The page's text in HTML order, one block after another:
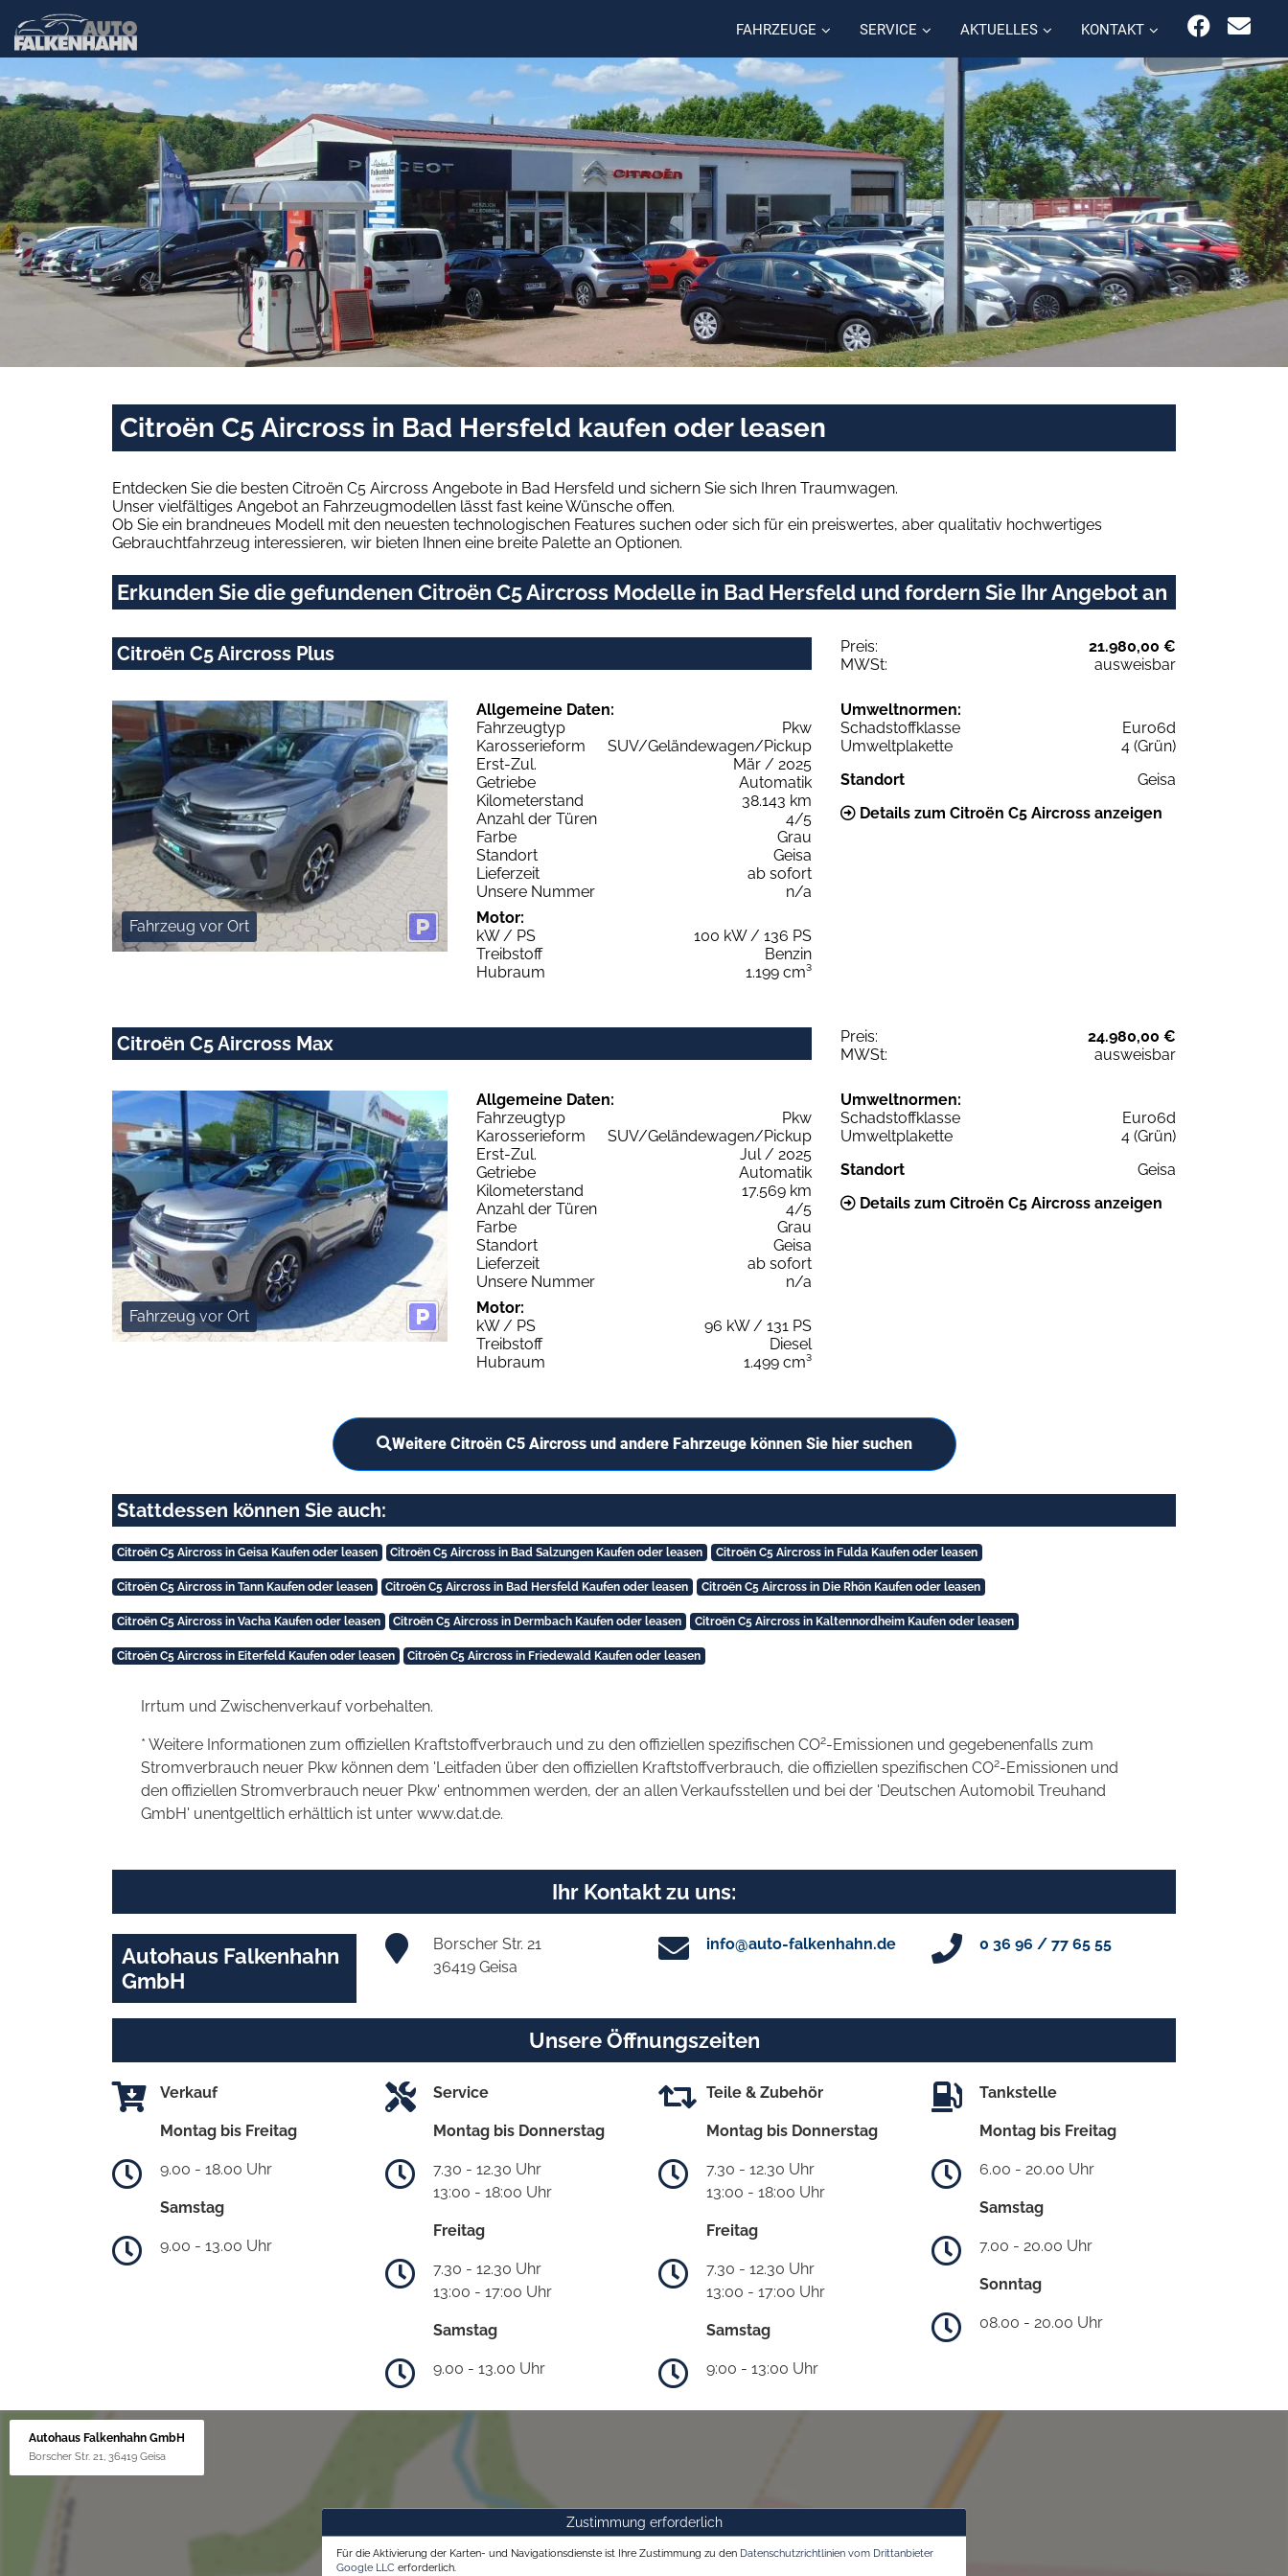
FAHRZEUGE SERVICE AKTUELLES KONTAKT
Citroën C5 Aircross in Bad Hersfeld kaufen oder leasen
Entdecken Sie die besten Citroën C5 Aircross Angebote in Bad Hersfeld und sichern Sie sich Ihren Traumwagen.
Unser vielfältiges Angebot an Fahrzeugmodellen lässt fast keine Wünsche offen.
Ob Sie ein brandneues Modell mit den neuesten technologischen Features suchen oder sich für ein preiswertes, aber qualitativ hochwertiges
Gebrauchtfahrzeug interessieren, wir bieten Ihnen eine breite Palette an Optionen.
Erkunden Sie die gefundenen Citroën C5 Aircross Modelle in Bad Hersfeld und fordern Sie Ihr Angebot an
Citroën C5 Aircross Plus Preis:
21.980,00 €
MWSt:
ausweisbar
Fahrzeug vor Ort
Allgemeine Daten:
Fahrzeugtyp
Pkw
Karosserieform
SUV/Geländewagen/Pickup
Erst-Zul.
Mär / 2025
Getriebe
Automatik
Kilometerstand
38.143 km
Anzahl der Türen
4/5
Farbe
Grau
Standort
Geisa
Lieferzeit
ab sofort
Unsere Nummer
n/a
Motor:
kW / PS
100 kW / 136 PS
Treibstoff
Benzin
Hubraum
1.199 cm³
Umweltnormen:
Schadstoffklasse
Euro6d
Umweltplakette
4 (Grün)
Standort
Geisa
Details zum Citroën C5 Aircross anzeigen
Citroën C5 Aircross Max Preis:
24.980,00 €
MWSt:
ausweisbar
Fahrzeug vor Ort
Allgemeine Daten:
Fahrzeugtyp
Pkw
Karosserieform
SUV/Geländewagen/Pickup
Erst-Zul.
Jul / 2025
Getriebe
Automatik
Kilometerstand
17.569 km
Anzahl der Türen
4/5
Farbe
Grau
Standort
Geisa
Lieferzeit
ab sofort
Unsere Nummer
n/a
Motor:
kW / PS
96 kW / 131 PS
Treibstoff
Diesel
Hubraum
1.499 cm³
Umweltnormen:
Schadstoffklasse
Euro6d
Umweltplakette
4 (Grün)
Standort
Geisa
Details zum Citroën C5 Aircross anzeigen
Weitere Citroën C5 Aircross und andere Fahrzeuge können Sie hier suchen
Stattdessen können Sie auch:
Citroën C5 Aircross in Geisa Kaufen oder leasen Citroën C5 Aircross in Bad Salzungen Kaufen oder leasen Citroën C5 Aircross in Fulda Kaufen oder leasen
Citroën C5 Aircross in Tann Kaufen oder leasen Citroën C5 Aircross in Bad Hersfeld Kaufen oder leasen Citroën C5 Aircross in Die Rhön Kaufen oder leasen
Citroën C5 Aircross in Vacha Kaufen oder leasen Citroën C5 Aircross in Dermbach Kaufen oder leasen Citroën C5 Aircross in Kaltennordheim Kaufen oder leasen
Citroën C5 Aircross in Eiterfeld Kaufen oder leasen Citroën C5 Aircross in Friedewald Kaufen oder leasen
Irrtum und Zwischenverkauf vorbehalten.
* Weitere Informationen zum offiziellen Kraftstoffverbrauch und zu den offiziellen spezifischen CO2-Emissionen und gegebenenfalls zum
Stromverbrauch neuer Pkw können dem 'Leitfaden über den offiziellen Kraftstoffverbrauch, die offiziellen spezifischen CO2-Emissionen und
den offiziellen Stromverbrauch neuer Pkw' entnommen werden, der an allen Verkaufsstellen und bei der 'Deutschen Automobil Treuhand
GmbH' unentgeltlich erhältlich ist unter www.dat.de.
Ihr Kontakt zu uns:
Autohaus Falkenhahn
GmbH
Borscher Str. 21
36419 Geisa
info@auto-falkenhahn.de 0 36 96 / 77 65 55
Unsere Öffnungszeiten
Verkauf
Montag bis Freitag
9.00 - 18.00 Uhr
Samstag
9.00 - 13.00 Uhr
Service
Montag bis Donnerstag
7.30 - 12.30 Uhr
13:00 - 18:00 Uhr
Freitag
7.30 - 12.30 Uhr
13:00 - 17:00 Uhr
Samstag
9.00 - 13.00 Uhr
Teile & Zubehör
Montag bis Donnerstag
7.30 - 12.30 Uhr
13:00 - 18:00 Uhr
Freitag
7.30 - 12.30 Uhr
13:00 - 17:00 Uhr
Samstag
9:00 - 13:00 Uhr
Tankstelle
Montag bis Freitag
6.00 - 20.00 Uhr
Samstag
7.00 - 20.00 Uhr
Sonntag
08.00 - 20.00 Uhr
Autohaus Falkenhahn GmbH
Borscher Str. 21, 36419 Geisa
Zustimmung erforderlich
Für die Aktivierung der Karten- und Navigationsdienste ist Ihre Zustimmung zu den Datenschutzrichtlinien vom Drittanbieter
Google LLC erforderlich.